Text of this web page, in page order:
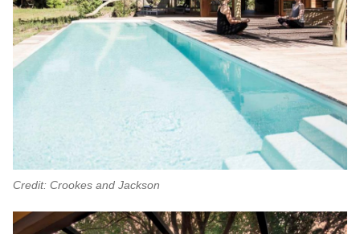
Credit: Crookes and Jackson